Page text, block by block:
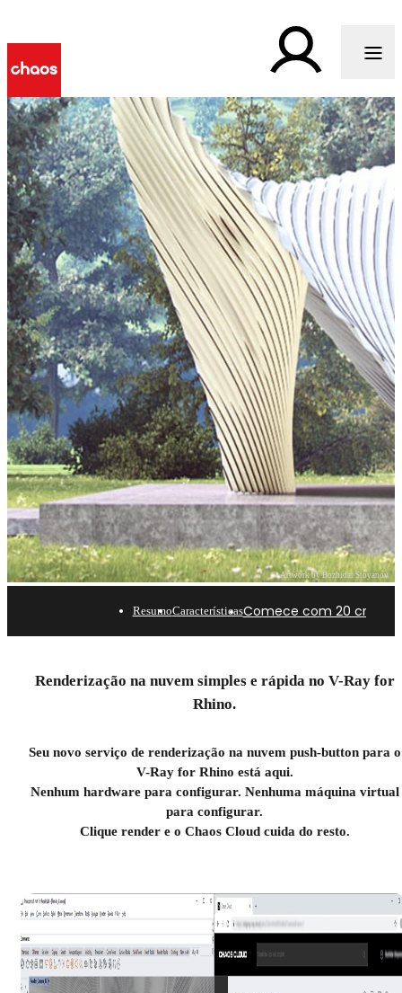
Artwork by Bozhidar Stoyanov
para Rhino.
Comece com 20 créditos grátis
ResumoCaracterísticasComece com 20
Renderização na nuvem simples e rápida no V-Ray for
Rhino.
Seu novo serviço de renderização na nuvem push-button para o
V-Ray for Rhino está aqui.
Nenhum hardware para configurar. Nenhuma máquina virtual
para configurar.
Clique render e o Chaos Cloud cuida do resto.